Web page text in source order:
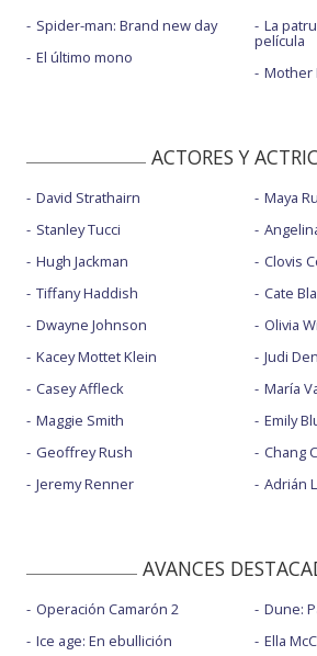
Spider-man: Brand new day
El último mono
La
película
Mother
ACTORES Y
David Strathairn
Stanley Tucci
Hugh Jackman
Tiffany Haddish
Dwayne Johnson
Kacey Mottet Klein
Casey Affleck
Maggie Smith
Geoffrey Rush
Jeremy Renner
Maya
Clovis
Cate
Olivia
Judi
María
Emily
Chang
Adrián
AVANCES
Operación Camarón 2
Ice age: En ebullición
Dune:
Ella